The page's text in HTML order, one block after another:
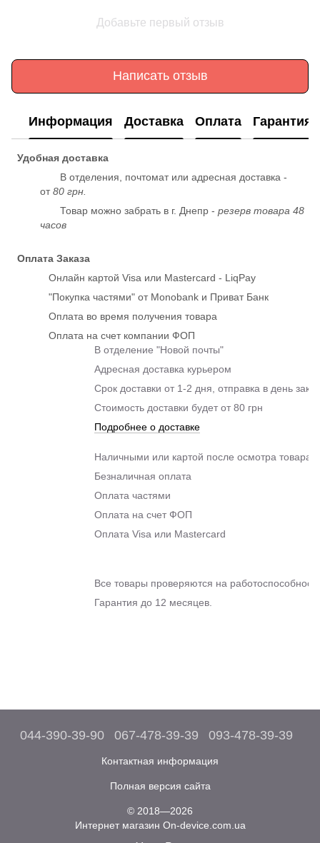
Добавьте первый отзыв
Написать отзыв
Информация Доставка Оплата Гарантия
Удобная доставка
В отделения, почтомат или адресная доставка -
от80 грн.
Товар можно забрать в г. Днепр - резерв товара 48
часов
Оплата Заказа
Онлайн картой Visa или Mastercard - LiqPay
"Покупка частями" от Monobank и Приват Банк
Оплата во время получения товара
Оплата на счет компании ФОП
В отделение "Новой почты"
Адресная доставка курьером
Срок доставки от 1-2 дня, отправка в день
Стоимость доставки будет от 80 грн
Подробнее о доставке
Наличными или картой после осмотра товара
Безналичная оплата
Оплата частями
Оплата на счет ФОП
Оплата Visa или Mastercard
Все товары проверяются на
Гарантия до 12 месяцев.
044-390-39-90 067-478-39-39 093-478-39-39
Контактная информация
Полная версия сайта
© 2018—2026
Интернет магазин On-device.com.ua